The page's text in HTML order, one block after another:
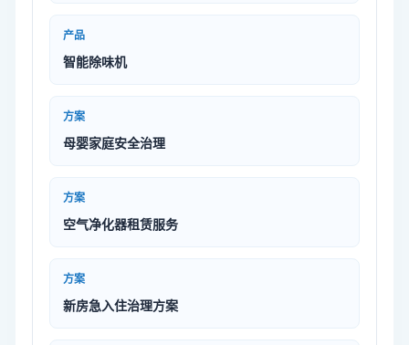
产品
智能除味机
方案
母婴家庭安全治理
方案
空气净化器租赁服务
方案
新房急入住治理方案